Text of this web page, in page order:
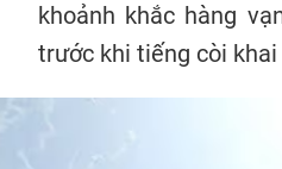
khoảnh khắc hàng
trước khi tiếng còi khai